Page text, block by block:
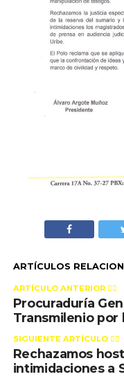
ARTÍCULOS
ARTÍCULO ANTERIOR 👉🏻
Procuraduría
Transmilenio por
SIGUIENTE ARTÍCULO 👈🏻
Rechazamos
intimidaciones a